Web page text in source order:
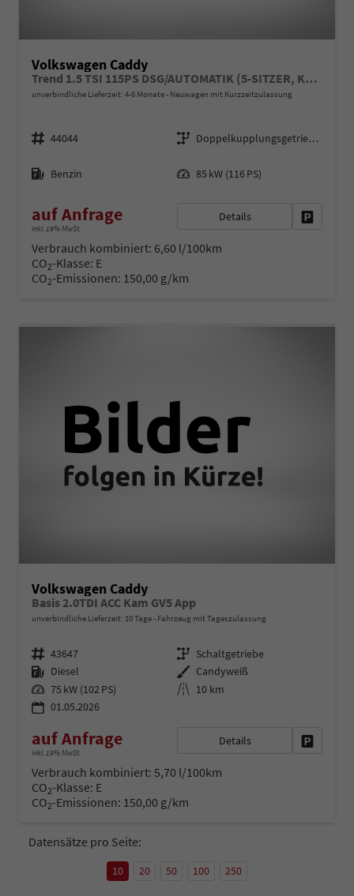
Volkswagen Caddy
Trend 1.5 TSI 115PS DSG/AUTOMATIK (5-SITZER, KURZER RADSTAND), ACC, 2-Zonen-Climatronic, Parksensoren vorn/hinten, Radio 12,9" + Wireless AppConnect, M-Lederlenkrad, Digital Cockpit, Schiebetüren links/rechts
unverbindliche Lieferzeit: 4-6 Monate Neuwagen mit Kurzzeitzulassung
Fahrzeugnr.
44044
Getriebe
Doppelkupplungsgetriebe (DSG)
Kraftstoff
Benzin 85 kW (116 PS)
auf Anfrage
inkl. 19% MwSt.
Details
Verbrauch kombiniert: 6,60 l/100km
CO2-Klasse: E
CO2-Emissionen: 150,00 g/km
Volkswagen Caddy
Basis 2.0TDI ACC Kam GV5 App
unverbindliche Lieferzeit: 10 Tage Fahrzeug mit Tageszulassung
Fahrzeugnr. 43647 Getriebe Schaltgetriebe
Kraftstoff Diesel Außenfarbe Candyweiß
Leistung 75 kW (102 PS) Kilometerstand 10 km
01.05.2026
auf Anfrage
inkl. 19% MwSt.
Details
Verbrauch kombiniert: 5,70 l/100km
CO2-Klasse: E
CO2-Emissionen: 150,00 g/km
Datensätze pro Seite:
10 20 50 100 250